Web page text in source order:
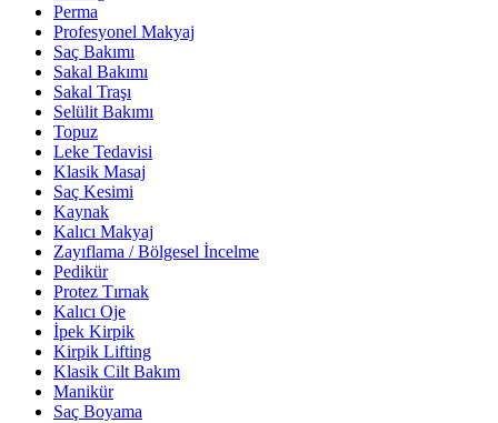
Perma
Profesyonel Makyaj
Saç Bakımı
Sakal Bakımı
Sakal Traşı
Selülit Bakımı
Topuz
Leke Tedavisi
Klasik Masaj
Saç Kesimi
Kaynak
Kalıcı Makyaj
Zayıflama / Bölgesel İncelme
Pedikür
Protez Tırnak
Kalıcı Oje
İpek Kirpik
Kirpik Lifting
Klasik Cilt Bakım
Manikür
Saç Boyama